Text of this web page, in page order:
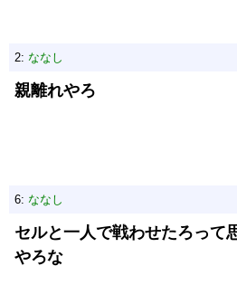
2: ななし
親離れやろ
6: ななし
セルと一人で戦わせたろって
やろな